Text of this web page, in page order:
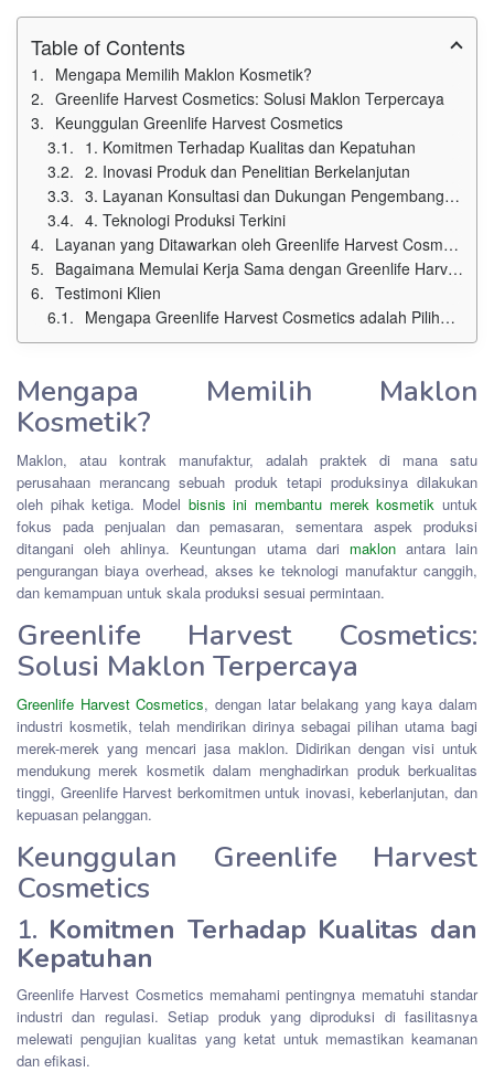
Table of Contents
Mengapa Memilih Maklon Kosmetik?
Greenlife Harvest Cosmetics: Solusi Maklon Terpercaya
Keunggulan Greenlife Harvest Cosmetics
1. Komitmen Terhadap Kualitas dan Kepatuhan
2. Inovasi Produk dan Penelitian Berkelanjutan
3. Layanan Konsultasi dan Dukungan Pengembangan Produk
4. Teknologi Produksi Terkini
Layanan yang Ditawarkan oleh Greenlife Harvest Cosmetics
Bagaimana Memulai Kerja Sama dengan Greenlife Harvest Cosmetics
Testimoni Klien
Mengapa Greenlife Harvest Cosmetics adalah Pilihan yang Tepat untuk Anda
Mengapa Memilih Maklon
Kosmetik?
Maklon, atau kontrak manufaktur, adalah praktek di mana satu
perusahaan merancang sebuah produk tetapi produksinya dilakukan
oleh pihak ketiga. Model bisnis ini membantu merek kosmetik untuk
fokus pada penjualan dan pemasaran, sementara aspek produksi
ditangani oleh ahlinya. Keuntungan utama dari maklonantara lain
pengurangan biaya overhead, akses ke teknologi manufaktur canggih,
dan kemampuan untuk skala produksi sesuai permintaan.
Greenlife Harvest Cosmetics:
Solusi Maklon Terpercaya
Greenlife Harvest Cosmetics, dengan latar belakang yang kaya dalam
industri kosmetik, telah mendirikan dirinya sebagai pilihan utama bagi
merek-merek yang mencari jasa maklon. Didirikan dengan visi untuk
mendukung merek kosmetik dalam menghadirkan produk berkualitas
tinggi, Greenlife Harvest berkomitmen untuk inovasi, keberlanjutan, dan
kepuasan pelanggan.
Keunggulan Greenlife Harvest
Cosmetics
1. Komitmen Terhadap Kualitas dan
Kepatuhan
Greenlife Harvest Cosmetics memahami pentingnya mematuhi standar
industri dan regulasi. Setiap produk yang diproduksi di fasilitasnya
melewati pengujian kualitas yang ketat untuk memastikan keamanan
dan efikasi.